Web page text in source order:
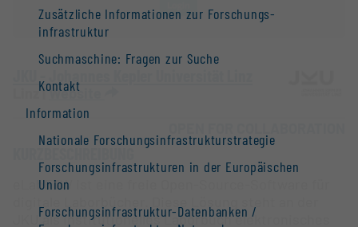
Zusätzliche Informationen zur Forschungs­
infrastruktur
Suchmaschine: Fragen zur Suche
Kontakt
Information
Nationale Forschungs­infrastruktur­strategie
Forschungs­infrastrukturen in der Europäischen
Union
Forschungs­infrastruktur-Datenbanken /
Linz |Website
eLabFTW ist eine freie Open-Source-Software für
JKU als institutionelles Laborbuch elektronisches